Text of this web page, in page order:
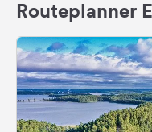
Magazine
Partners
Routeplanner